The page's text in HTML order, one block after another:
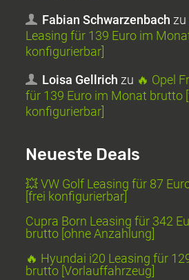
Fabian Schwarzenbach zu
Leasing für 139 Euro im
konfigurierbar]
Loisa Gellrich zu 🔥 Opel
für 139 Euro im Monat brutto
konfigurierbar]
Neueste Deals
💥 VW Golf Leasing für 87
[frei konfigurierbar]
Cupra Born Leasing für 342
brutto [ohne Anzahlung]
🔥 Hyundai i20 Leasing für
brutto [Vorlauffahrzeug]